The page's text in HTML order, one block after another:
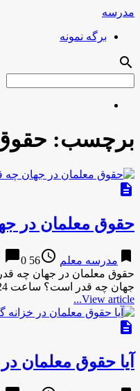
مدرسه
برگه نمونه
search
برچسب:
description
حقوق معلمان در
bookmark مدرسه معلم access_time
56 years ago
chat_bubble0
جهان چه قدر است؟ ساعت 24حقوق معلمان در جهان …
View article...
description
آیا حقوق معلمان